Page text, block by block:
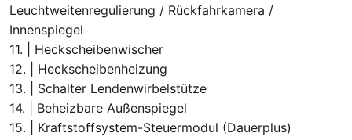
Leuchtweitenregulierung / Rückfahrkamera /
Innenspiegel
11. | Heckscheibenwischer
12. | Heckscheibenheizung
13. | Schalter Lendenwirbelstütze
14. | Beheizbare Außenspiegel
15. | Kraftstoffsystem-Steuermodul (Dauerplus)